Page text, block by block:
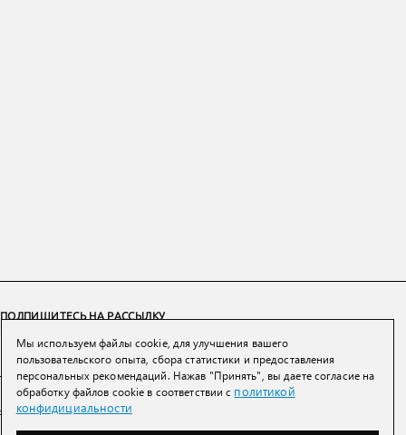
ПОДПИШИТЕСЬ НА РАССЫЛКУ
ПОДПИСАТЬСЯ
Нажимая на кнопку вы соглашаетесь сполитикой конфиденциальности и
обработки персональных данных
Мы используем файлы cookie, для улучшения вашего
пользовательского опыта, сбора статистики и предоставления
персональных рекомендаций. Нажав "Принять", вы даете согласие на
обработку файлов cookie в соответствии с политикой
конфидициальности